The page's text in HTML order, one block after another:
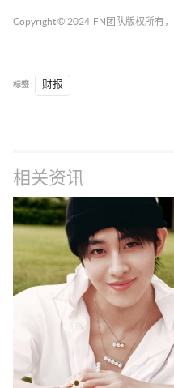
Copyright © 2024 FN团队 版权所有
标签 : 财报
相关资讯